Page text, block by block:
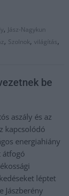
, Jász-Nagykun
, Szolnok,világítás,
be
aszály és az
kapcsolódó
energiahiány
átfogó
léptet
Jászberény